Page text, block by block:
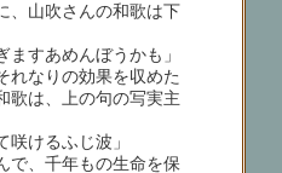
、山吹さんの和歌は下
あめんぼうかも」
れなりの効果を収めた
歌は、上の句の写実主
るふじ波」
で、千年もの生命を保